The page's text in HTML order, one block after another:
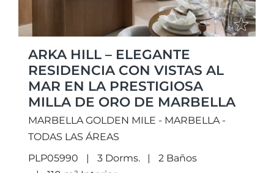
ARKA HILL – ELEGANTE
RESIDENCIA CON VISTAS AL
MAR EN LA PRESTIGIOSA
MILLA DE ORO DE MARBELLA
MARBELLA GOLDEN MILE - MARBELLA -
TODAS LAS ÁREAS
PLP05990
3 Dorms.
2 Baños